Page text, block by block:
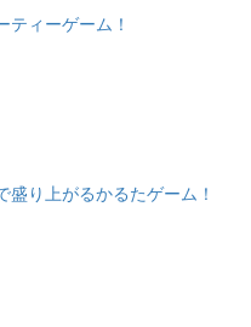
ィーゲーム！
り上がるかるたゲーム！